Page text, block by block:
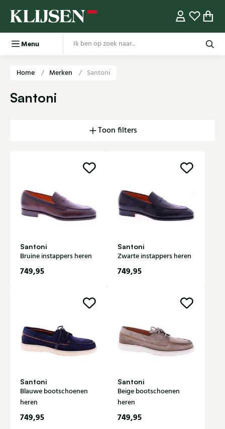
Menu
Home Merken Santoni
Santoni
Toon filters
Santoni
Bruine instappers heren
749,95
Santoni
Zwarte instappers heren
749,95
Santoni
Blauwe bootschoenen
heren
749,95
Santoni
Beige bootschoenen
heren
749,95